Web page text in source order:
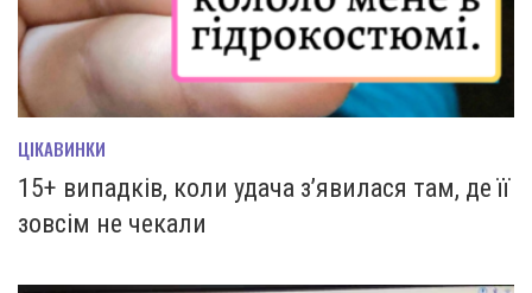
ЦІКАВИНКИ
15+ випадків, коли удача з’явилася там, де її
зовсім не чекали